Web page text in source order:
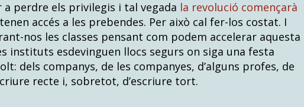
a perdre els privilegis i tal vegada la revolució començarà
accés a les prebendes. Per això cal fer-los costat. I
nos les classes pensant com podem accelerar aquesta
instituts esdevinguen llocs segurs on siga una festa
dels companys, de les companyes, d’alguns profes, de
recte i, sobretot, d’escriure tort.